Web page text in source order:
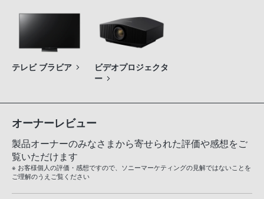
テレビ ブラビア
ビデオプロジェクタ
ー
オーナーレビュー
製品オーナーのみなさまから寄せられた評価や感想をご
覧いただけます
※ お客様個人の評価・感想ですので、ソニーマーケティングの見解ではないことを
ご理解のうえご覧ください